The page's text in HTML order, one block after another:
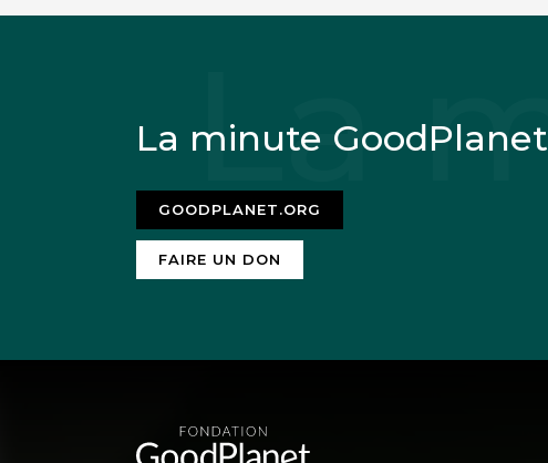
La minute GoodPlanet
GOODPLANET.ORG
FAIRE UN DON